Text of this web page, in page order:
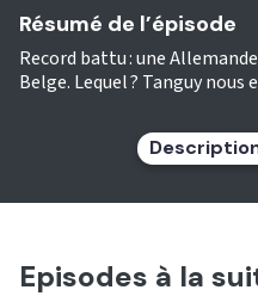
Résumé de l’épisode
Record battu : une
Belge. Lequel ? Tanguy nous
Episodes à la